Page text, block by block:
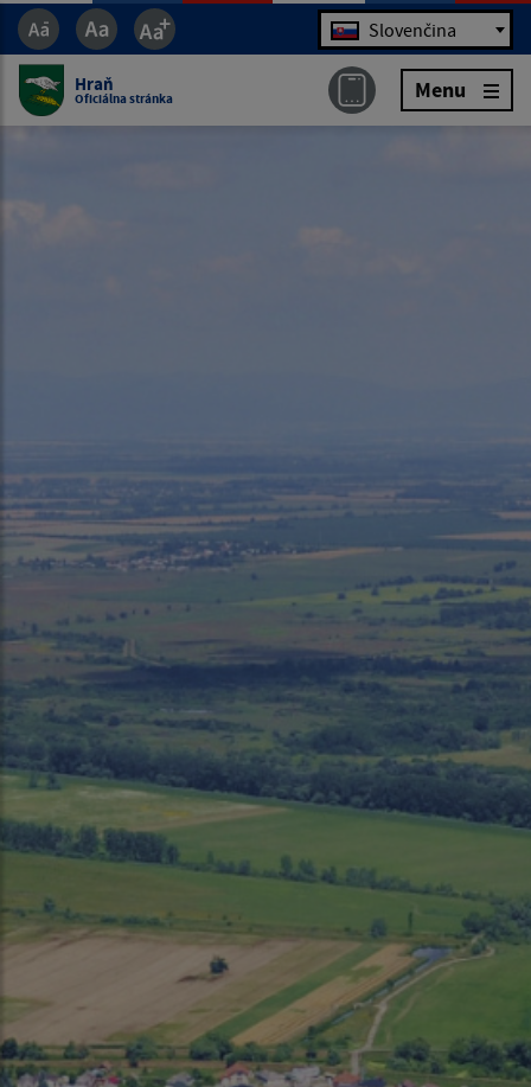
Jazyk Slovenčina
Hraň
Oficiálna stránka Menu